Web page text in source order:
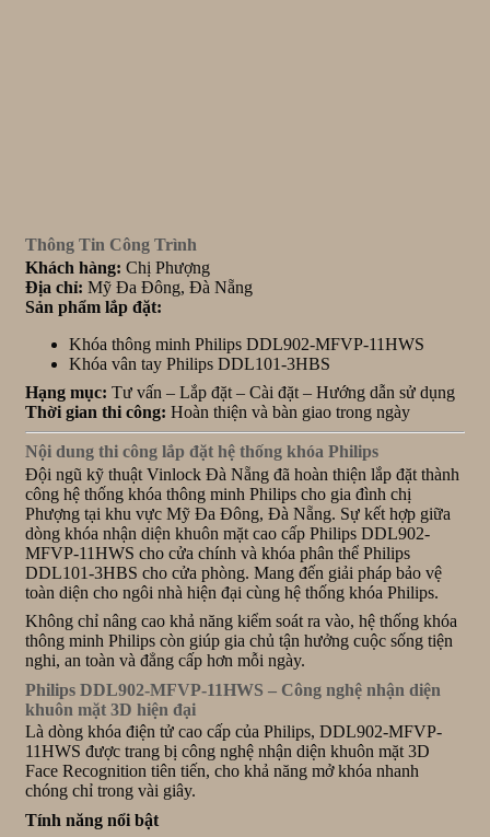
Thông Tin Công Trình
Khách hàng: Chị Phượng
Địa chỉ: Mỹ Đa Đông, Đà Nẵng
Sản phẩm lắp đặt:
Khóa thông minh Philips DDL902-MFVP-11HWS
Khóa vân tay Philips DDL101-3HBS
Hạng mục: Tư vấn – Lắp đặt – Cài đặt – Hướng dẫn sử dụng
Thời gian thi công: Hoàn thiện và bàn giao trong ngày
Nội dung thi công lắp đặt hệ thống khóa Philips
Đội ngũ kỹ thuật Vinlock Đà Nẵng đã hoàn thiện lắp đặt thành
công hệ thống khóa thông minh Philips cho gia đình chị
Phượng tại khu vực Mỹ Đa Đông, Đà Nẵng. Sự kết hợp giữa
dòng khóa nhận diện khuôn mặt cao cấp Philips DDL902-
MFVP-11HWS cho cửa chính và khóa phân thể Philips
DDL101-3HBS cho cửa phòng. Mang đến giải pháp bảo vệ
toàn diện cho ngôi nhà hiện đại cùng hệ thống khóa Philips.
Không chỉ nâng cao khả năng kiểm soát ra vào, hệ thống khóa
thông minh Philips còn giúp gia chủ tận hưởng cuộc sống tiện
nghi, an toàn và đẳng cấp hơn mỗi ngày.
Philips DDL902-MFVP-11HWS – Công nghệ nhận diện
khuôn mặt 3D hiện đại
Là dòng khóa điện tử cao cấp của Philips, DDL902-MFVP-
11HWS được trang bị công nghệ nhận diện khuôn mặt 3D
Face Recognition tiên tiến, cho khả năng mở khóa nhanh
chóng chỉ trong vài giây.
Tính năng nổi bật